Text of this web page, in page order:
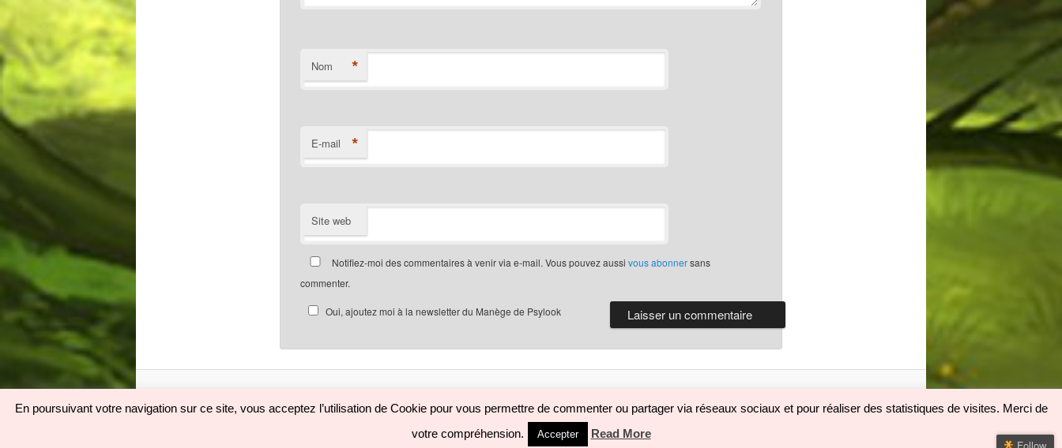
Nom *
E-mail *
Site web
Notifiez-moi des commentaires à venir via e-mail. Vous pouvez aussi vous abonnersans
commenter.
Oui, ajoutez moi à la newsletter du Manège de Psylook
Politique de confidentialité Fièrement propulsé par WordPress
En poursuivant votre navigation sur ce site, vous acceptez l’utilisation de Cookie pour vous permettre de commenter ou partager via réseaux sociaux et pour réaliser des statistiques de visites. Merci de
votre compréhension.
Accepter Read More